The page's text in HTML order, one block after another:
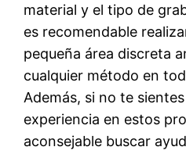
material y el tipo de
es recomendable
pequeña área discreta
cualquier método en
Además, si no te
experiencia en estos
aconsejable buscar